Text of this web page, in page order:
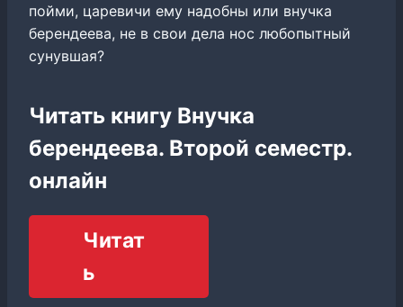
пойми, царевичи ему надобны или внучка
берендеева, не в свои дела нос любопытный
сунувшая?
Читать книгу Внучка
берендеева. Второй семестр.
онлайн
Читат
ь